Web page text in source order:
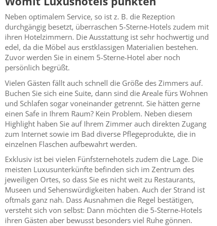
Neben optimalem Service, so ist z. B. die Rezeption
durchgängig besetzt, überraschen 5-Sterne-Hotels zudem mit
ihren Hotelzimmern. Die Ausstattung ist sehr hochwertig und
edel, da die Möbel aus erstklassigen Materialien bestehen.
Zuvor werden Sie in einem 5-Sterne-Hotel aber noch
persönlich begrüßt.
Vielen Gästen fällt auch schnell die Größe des Zimmers auf.
Buchen Sie sich eine Suite, dann sind die Areale fürs Wohnen
und Schlafen sogar voneinander getrennt. Sie hätten gerne
einen Safe in Ihrem Raum? Kein Problem. Neben diesem
Highlight haben Sie auf Ihrem Zimmer auch direkten Zugang
zum Internet sowie im Bad diverse Pflegeprodukte, die in
einzelnen Flaschen aufbewahrt werden.
Exklusiv ist bei vielen Fünfsternehotels zudem die Lage. Die
meisten Luxusunterkünfte befinden sich im Zentrum des
jeweiligen Ortes, so dass Sie es nicht weit zu Restaurants,
Museen und Sehenswürdigkeiten haben. Auch der Strand ist
oftmals ganz nah. Dass Ausnahmen die Regel bestätigen,
versteht sich von selbst: Dann möchten die 5-Sterne-Hotels
ihren Gästen aber bewusst besonders viel Ruhe gönnen.